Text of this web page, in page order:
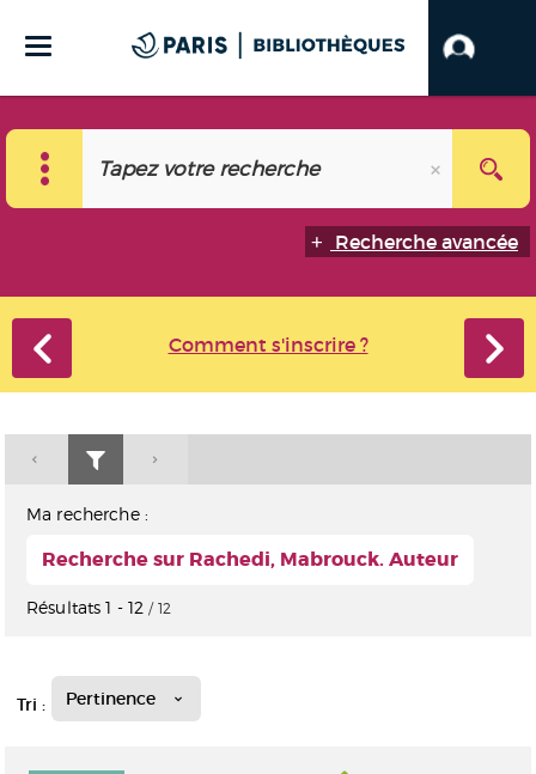
Recherche avancée
Comment s'inscrire ?
Ma recherche :
Recherche sur Rachedi, Mabrouck. Auteur
Résultats1 - 12 / 12
Tri : Pertinence